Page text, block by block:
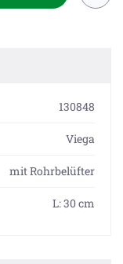
130848
Viega
mit Rohrbelüfter
L: 30 cm